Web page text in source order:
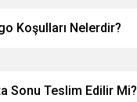
Koşulları Nelerdir?
Sonu Teslim Edilir Mi?